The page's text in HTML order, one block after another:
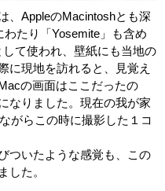
、AppleのMacintoshとも深
たり「Yosemite」も含め
て使われ、壁紙にも当地の
に現地を訪れると、見覚え
の画面はここだったの
なりました。現在の我が家
がらこの時に撮影した１コ
ついたような感覚も、この
した。